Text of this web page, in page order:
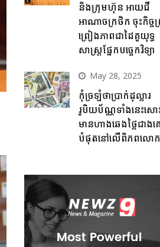
និងក្រុមហ៊ុន អាយជី
អាណាចក្រថិក ចុះកិច្ច
ព្រៀងភាពជាដៃគូយុទ្ធ
សាស្ត្រផ្នែកបច្ចេកវិទ្យា
May 28, 2025
កុំច្រឡំថាប្រាក់ដុល្លារ
រូបិយប័ណ្ណទាំងនេះសោ
មានហាងឆេងថ្លៃជាងគេ
បំផុតនៅលើពិភពលោក